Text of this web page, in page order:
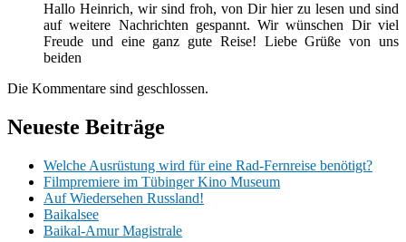
Hallo Heinrich, wir sind froh, von Dir hier zu lesen und sind
auf weitere Nachrichten gespannt. Wir wünschen Dir viel
Freude und eine ganz gute Reise! Liebe Grüße von uns
beiden
Die Kommentare sind geschlossen.
Neueste Beiträge
Welche Ausrüstung wird für eine Rad-Fernreise benötigt?
Filmpremiere im Tübinger Kino Museum
Auf Wiedersehen Russland!
Baikalsee
Baikal-Amur Magistrale